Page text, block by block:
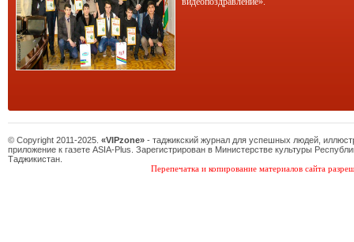
© Copyright 2011-2025. «VIPzone» - таджикский журнал для успешных людей,
приложение к газете ASIA-Plus. Зарегистрирован в Министерстве культуры
Таджикистан.
Перепечатка и копирование материалов сайта